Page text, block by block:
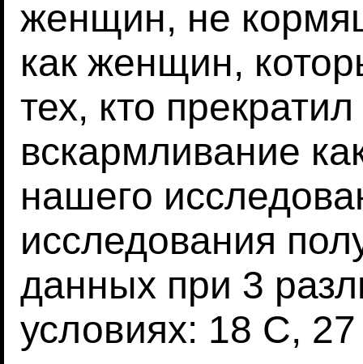
женщин, не
как женщин,
тех, кто
вскармливание
нашего
исследования
данных при 3
условиях: 18 C,